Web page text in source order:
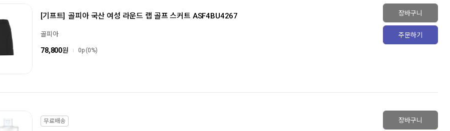
[기프트] 골피아 국산 여성 라운드 랩 골프 스커트 ASF4BU4267
골피아
78,800원 0p (0%)
장바구니
주문하기
무료배송 장바구니